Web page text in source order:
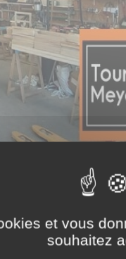
et vous
souhaitez